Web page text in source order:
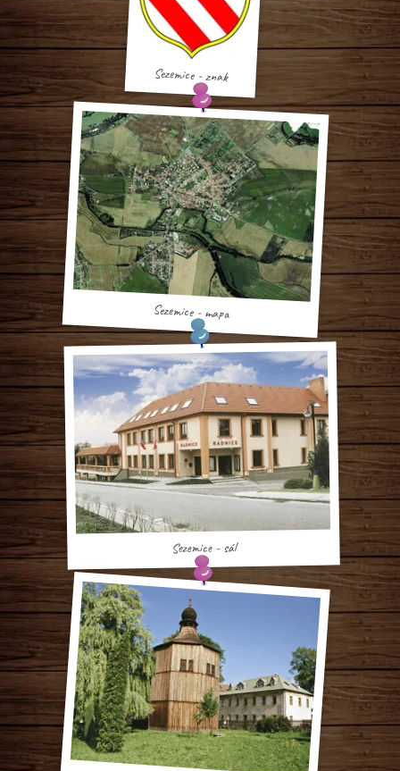
Sezemice - znak
Sezemice - mapa
Sezemice - sál